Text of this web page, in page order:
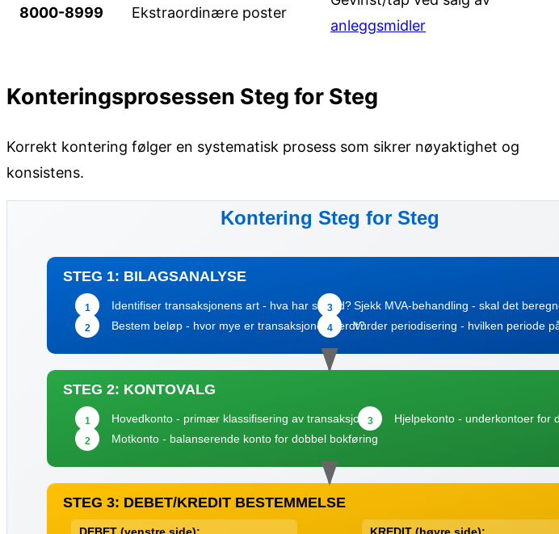
8000-8999 Ekstraordinære poster
anleggsmidler
Konteringsprosessen Steg for Steg
Korrekt kontering følger en systematisk prosess som sikrer nøyaktighet og
konsistens.